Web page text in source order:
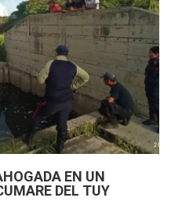
EN UN
DEL TUY